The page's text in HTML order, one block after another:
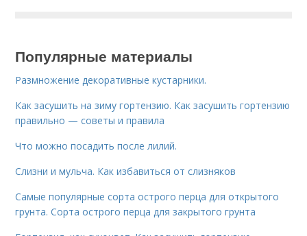
Популярные материалы
Размножение декоративные кустарники.
Как засушить на зиму гортензию. Как засушить гортензию
правильно — советы и правила
Что можно посадить после лилий.
Слизни и мульча. Как избавиться от слизняков
Самые популярные сорта острого перца для открытого
грунта. Сорта острого перца для закрытого грунта